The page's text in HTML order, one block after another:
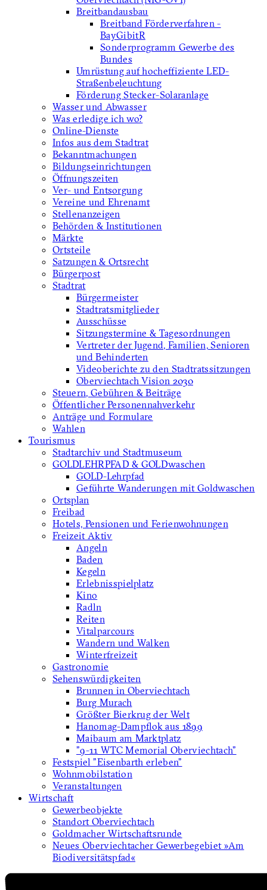
Breitbandausbau
Breitband Förderverfahren -
BayGibitR
Sonderprogramm Gewerbe des
Bundes
Umrüstung auf hocheffiziente LED-
Straßenbeleuchtung
Förderung Stecker-Solaranlage
Wasser und Abwasser
Was erledige ich wo?
Online-Dienste
Infos aus dem Stadtrat
Bekanntmachungen
Bildungseinrichtungen
Öffnungszeiten
Ver- und Entsorgung
Vereine und Ehrenamt
Stellenanzeigen
Behörden & Institutionen
Märkte
Ortsteile
Satzungen & Ortsrecht
Bürgerpost
Stadtrat
Bürgermeister
Stadtratsmitglieder
Ausschüsse
Sitzungstermine & Tagesordnungen
Vertreter der Jugend, Familien, Senioren
und Behinderten
Videoberichte zu den Stadtratssitzungen
Oberviechtach Vision 2030
Steuern, Gebühren & Beiträge
Öffentlicher Personennahverkehr
Anträge und Formulare
Wahlen
Tourismus
Stadtarchiv und Stadtmuseum
GOLDLEHRPFAD & GOLDwaschen
GOLD-Lehrpfad
Geführte Wanderungen mit Goldwaschen
Ortsplan
Freibad
Hotels, Pensionen und Ferienwohnungen
Freizeit Aktiv
Angeln
Baden
Kegeln
Erlebnisspielplatz
Kino
Radln
Reiten
Vitalparcours
Wandern und Walken
Winterfreizeit
Gastronomie
Sehenswürdigkeiten
Brunnen in Oberviechtach
Burg Murach
Größter Bierkrug der Welt
Hanomag-Dampflok aus 1899
Maibaum am Marktplatz
"9-11 WTC Memorial Oberviechtach"
Festspiel "Eisenbarth erleben"
Wohnmobilstation
Veranstaltungen
Wirtschaft
Gewerbeobjekte
Standort Oberviechtach
Goldmacher Wirtschaftsrunde
Neues Oberviechtacher Gewerbegebiet »Am
Biodiversitätspfad«